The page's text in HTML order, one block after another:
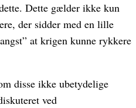
Dette gælder ikke kun
der sidder med en lille
at krigen kunne rykkere
disse ikke ubetydelige
ved